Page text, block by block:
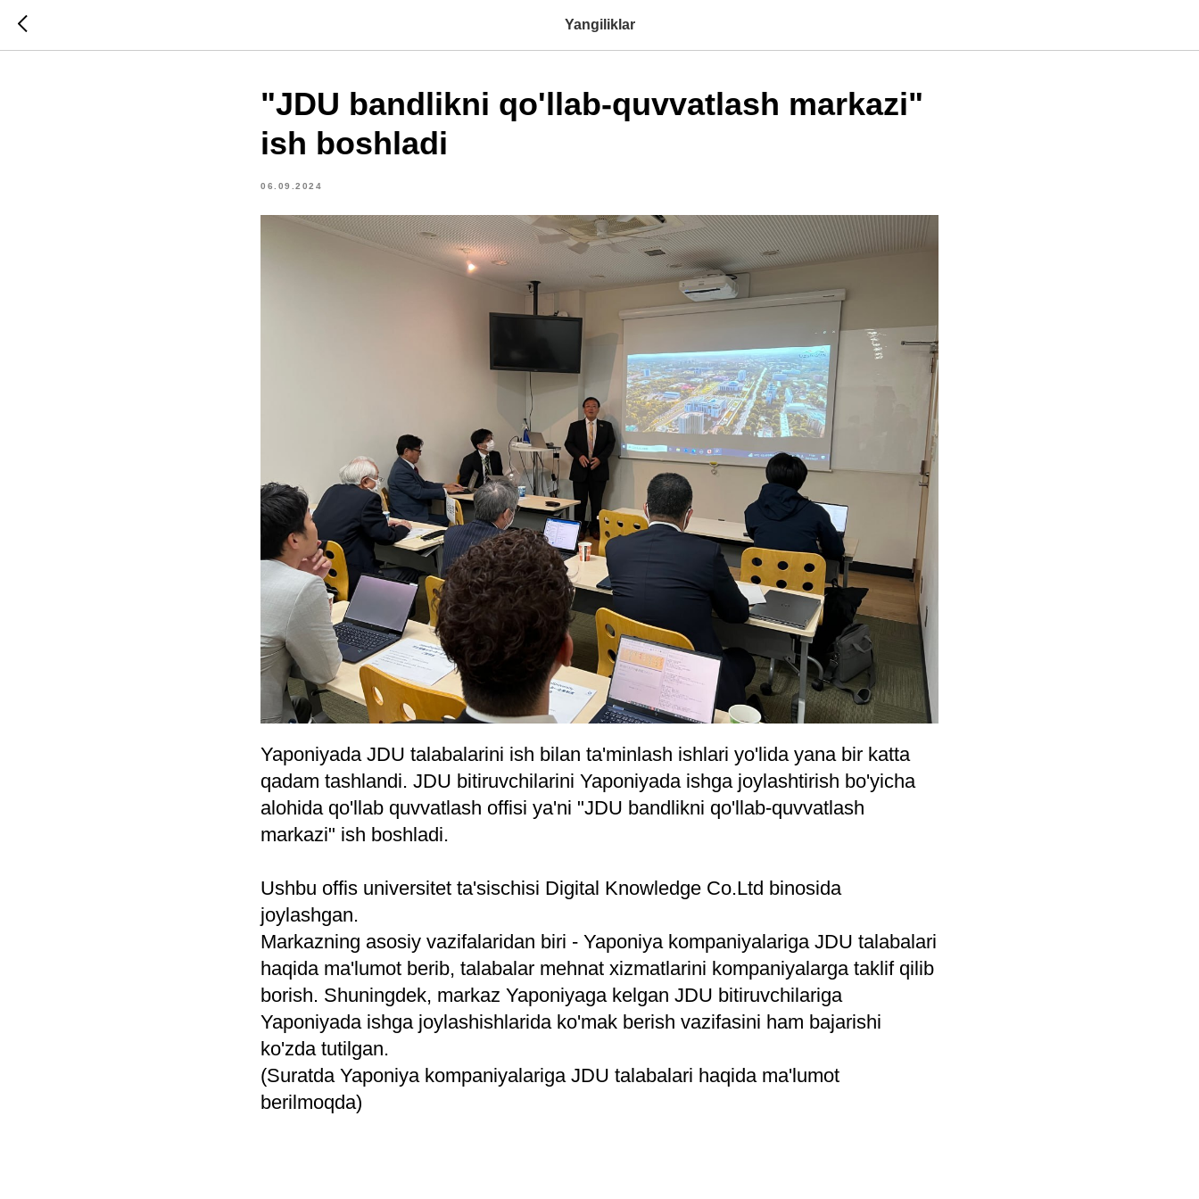
Yangiliklar
"JDU bandlikni qo'llab-quvvatlash markazi"
ish boshladi
06.09.2024
Yaponiyada JDU talabalarini ish bilan ta'minlash ishlari yo'lida yana bir katta
qadam tashlandi. JDU bitiruvchilarini Yaponiyada ishga joylashtirish bo'yicha
alohida qo'llab quvvatlash offisi ya'ni "JDU bandlikni qo'llab-quvvatlash
markazi" ish boshladi.
Ushbu offis universitet ta'sischisi Digital Knowledge Co.Ltd binosida
joylashgan.
Markazning asosiy vazifalaridan biri - Yaponiya kompaniyalariga JDU talabalari
haqida ma'lumot berib, talabalar mehnat xizmatlarini kompaniyalarga taklif qilib
borish. Shuningdek, markaz Yaponiyaga kelgan JDU bitiruvchilariga
Yaponiyada ishga joylashishlarida ko'mak berish vazifasini ham bajarishi
ko'zda tutilgan.
(Suratda Yaponiya kompaniyalariga JDU talabalari haqida ma'lumot
berilmoqda)